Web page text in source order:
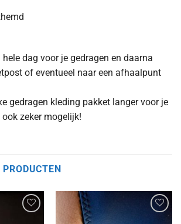
dag voor je gedragen en daarna
of eventueel naar een afhaalpunt
gedragen kleding pakket langer voor je
zeker mogelijk!